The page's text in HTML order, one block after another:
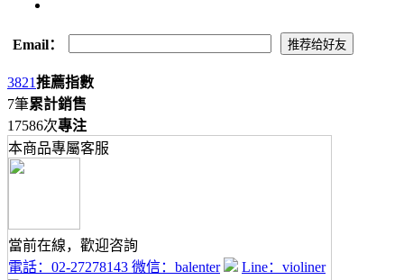
Email：
3821推薦指數
7筆累計銷售
17586次專注
本商品專屬客服
當前在線，歡迎咨詢
電話： 02-27278143 微信： balenter Line： violiner